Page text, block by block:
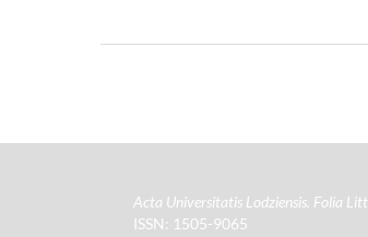
Acta Universitatis Lodziensis. Folia
ISSN: 1505-9065